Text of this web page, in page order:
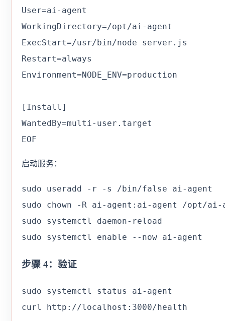
User=ai-agent
WorkingDirectory=/opt/ai-agent
ExecStart=/usr/bin/node server.js
Restart=always
Environment=NODE_ENV=production
[Install]
WantedBy=multi-user.target
EOF
启动服务：
sudo useradd -r -s /bin/false ai-agent
sudo chown -R ai-agent:ai-agent /opt/ai-
sudo systemctl daemon-reload
sudo systemctl enable --now ai-agent
步骤 4：验证
sudo systemctl status ai-agent
curl http://localhost:3000/health